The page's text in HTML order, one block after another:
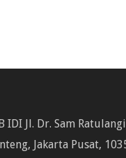
IDI Jl. Dr. Sam
Jakarta Pusat,